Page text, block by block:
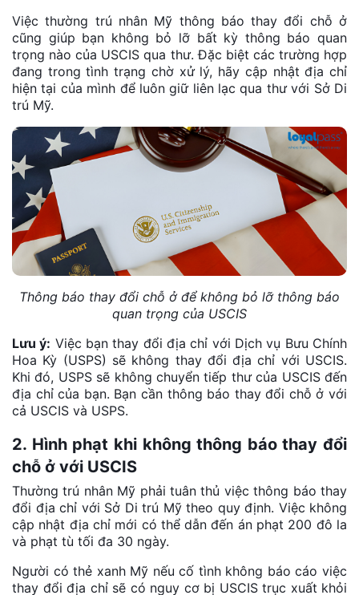
Việc thường trú nhân Mỹ thông báo thay đổi chỗ ở
cũng giúp bạn không bỏ lỡ bất kỳ thông báo quan
trọng nào của USCIS qua thư. Đặc biệt các trường hợp
đang trong tình trạng chờ xử lý, hãy cập nhật địa chỉ
hiện tại của mình để luôn giữ liên lạc qua thư với Sở Di
trú Mỹ.
Thông báo thay đổi chỗ ở để không bỏ lỡ thông báo
quan trọng của USCIS
Lưu ý: Việc bạn thay đổi địa chỉ với Dịch vụ Bưu Chính
Hoa Kỳ (USPS) sẽ không thay đổi địa chỉ với USCIS.
Khi đó, USPS sẽ không chuyển tiếp thư của USCIS đến
địa chỉ của bạn. Bạn cần thông báo thay đổi chỗ ở với
cả USCIS và USPS.
2. Hình phạt khi không thông báo thay đổi
chỗ ở với USCIS
Thường trú nhân Mỹ phải tuân thủ việc thông báo thay
đổi địa chỉ với Sở Di trú Mỹ theo quy định. Việc không
cập nhật địa chỉ mới có thể dẫn đến án phạt 200 đô la
và phạt tù tối đa 30 ngày.
Người có thẻ xanh Mỹ nếu cố tình không báo cáo việc
thay đổi địa chỉ sẽ có nguy cơ bị USCIS trục xuất khỏi